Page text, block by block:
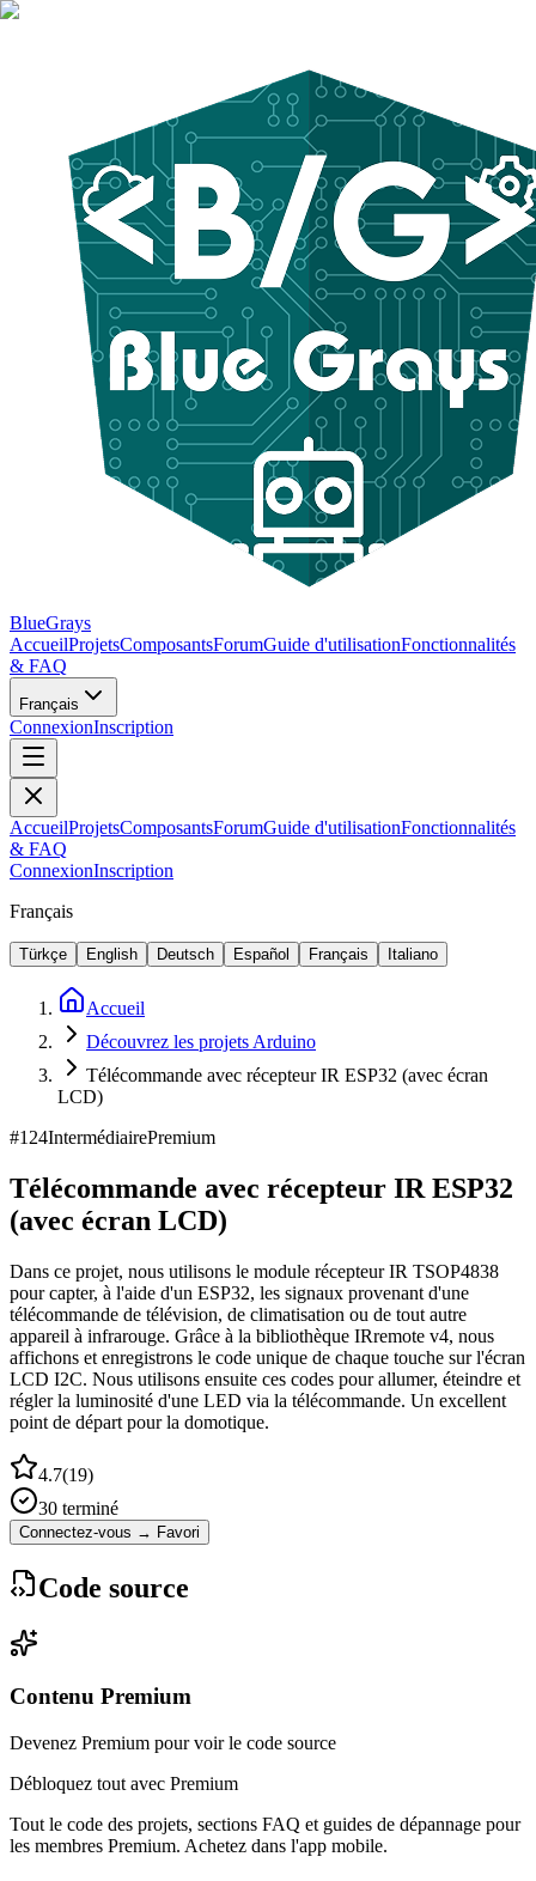
BlueGrays
AccueilProjetsComposantsForumGuide d'utilisationFonctionnalités
& FAQ
Français
ConnexionInscription
AccueilProjetsComposantsForumGuide d'utilisationFonctionnalités
& FAQ
ConnexionInscription
Français
Türkçe English Deutsch Español Français Italiano
Accueil
Découvrez les projets Arduino
Télécommande avec récepteur IR ESP32 (avec écran
LCD)
#124IntermédiairePremium
Télécommande avec récepteur IR ESP32
(avec écran LCD)
Dans ce projet, nous utilisons le module récepteur IR TSOP4838
pour capter, à l'aide d'un ESP32, les signaux provenant d'une
télécommande de télévision, de climatisation ou de tout autre
appareil à infrarouge. Grâce à la bibliothèque IRremote v4, nous
affichons et enregistrons le code unique de chaque touche sur l'écran
LCD I2C. Nous utilisons ensuite ces codes pour allumer, éteindre et
régler la luminosité d'une LED via la télécommande. Un excellent
point de départ pour la domotique.
4.7(19)
30 terminé
Connectez-vous → Favori
Code source
Contenu Premium
Devenez Premium pour voir le code source
Débloquez tout avec Premium
Tout le code des projets, sections FAQ et guides de dépannage pour
les membres Premium. Achetez dans l'app mobile.